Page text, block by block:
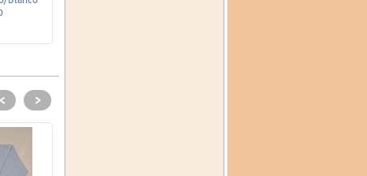
< >